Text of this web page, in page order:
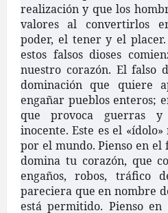
realización y que los
valores al convertirlos
poder, el tener y el
estos falsos dioses
nuestro corazón. El falso
dominación que quiere
engañar pueblos enteros;
que provoca guerras y
inocente. Este es el
por el mundo. Pienso en el
domina tu corazón, que
engaños, robos, tráfico
pareciera que en nombre
está permitido. Pienso